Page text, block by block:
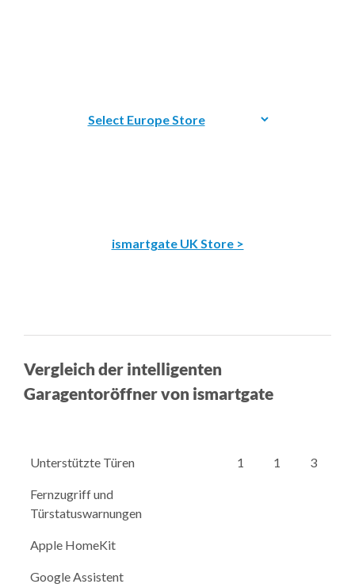
ismartgate UK Store >
Vergleich der intelligenten
Garagentoröffner von ismartgate
Unterstützte Türen 1 1 3
Fernzugriff und
Türstatuswarnungen
Apple HomeKit
Google Assistent